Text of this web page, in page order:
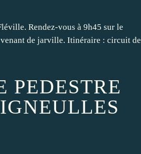
Rendez-vous à 9h45 sur le
de jarville. Itinéraire : circuit de